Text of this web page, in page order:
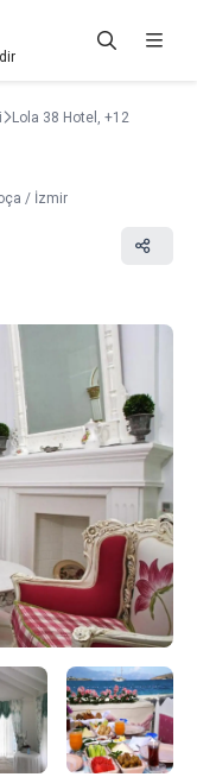
Lola 38 Hotel, +12
/ İzmir